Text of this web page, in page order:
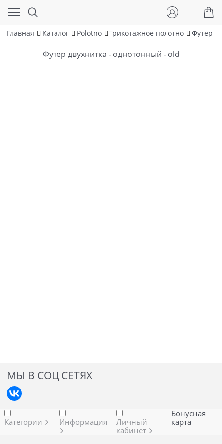
Главная Каталог Polotno Трикотажное полотно Футер
Футер двухнитка - однотонный - old
МЫ В СОЦ СЕТЯХ
Категории Информация
Личный
кабинет
Бонусная
карта